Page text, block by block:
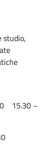
studio,
–